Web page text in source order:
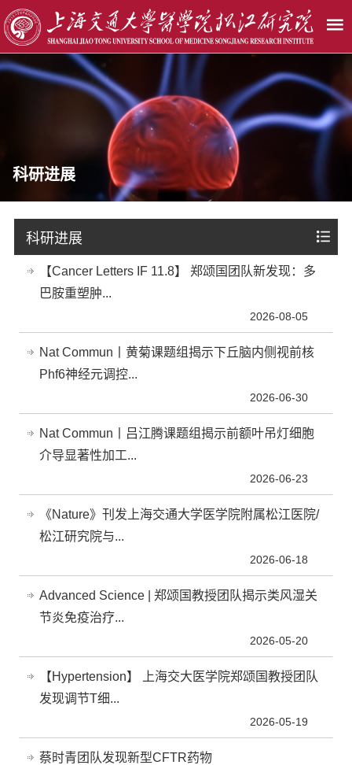
科研进展
科研进展
【Cancer Letters IF 11.8】 郑颂国团队新发现：多
巴胺重塑肿...
2026-08-05
Nat Commun丨黄菊课题组揭示下丘脑内侧视前核
Phf6神经元调控...
2026-06-30
Nat Commun丨吕江腾课题组揭示前额叶吊灯细胞
介导显著性加工...
2026-06-23
《Nature》刊发上海交通大学医学院附属松江医院/
松江研究院与...
2026-06-18
Advanced Science | 郑颂国教授团队揭示类风湿关
节炎免疫治疗...
2026-05-20
【Hypertension】 上海交大医学院郑颂国教授团队
发现调节T细...
2026-05-19
蔡时青团队发现新型CFTR药物